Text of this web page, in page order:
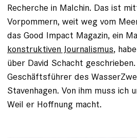
Recherche in Malchin. Das ist
Vorpommern, weit weg vom
das Good Impact Magazin, ein
konstruktiven Journalismus,
über David Schacht
Geschäftsführer des
Stavenhagen. Von ihm muss ich
Weil er Hoffnung macht.